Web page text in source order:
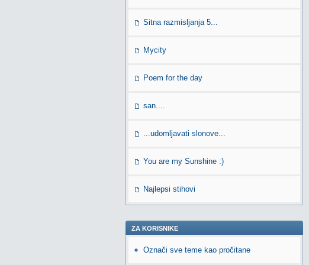
Sitna razmisljanja 5...
Mycity
Poem for the day
san....
...udomljavati slonove...
You are my Sunshine :)
Najlepsi stihovi
ZA KORISNIKE
Označi sve teme kao pročitane